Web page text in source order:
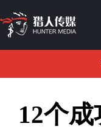
12个